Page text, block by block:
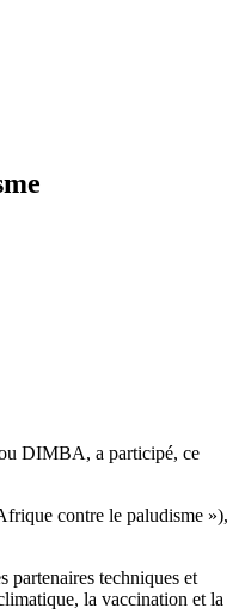
DIMBA, a participé, ce
contre le paludisme »),
partenaires techniques et
la vaccination et la